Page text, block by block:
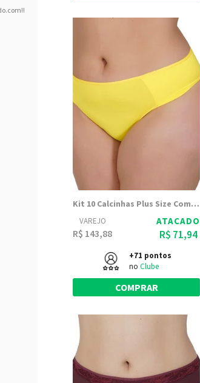
Kit 10 Calcinhas Plus Size Com Lateral Dupla Helena - Dily Modas
VAREJO
R$ 143,88
ATACADO
R$ 71,94
+71 pontos
no Clube
COMPRAR